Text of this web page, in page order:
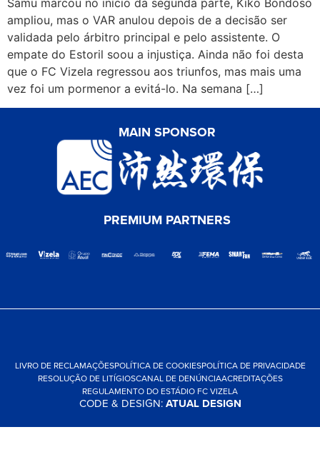
Samu marcou no início da segunda parte, Kiko Bondoso
ampliou, mas o VAR anulou depois de a decisão ser
validada pelo árbitro principal e pelo assistente. O
empate do Estoril soou a injustiça. Ainda não foi desta
que o FC Vizela regressou aos triunfos, mas mais uma
vez foi um pormenor a evitá-lo. Na semana […]
MAIN SPONSOR
PREMIUM PARTNERS
LIVRO DE RECLAMAÇÕESPOLÍTICA DE COOKIESPOLÍTICA DE PRIVACIDADE
RESOLUÇÃO DE LITÍGIOSCANAL DE DENÚNCIAACREDITAÇÕES
REGULAMENTO DO ESTÁDIO FC VIZELA
CODE & DESIGN:ATUAL DESIGN